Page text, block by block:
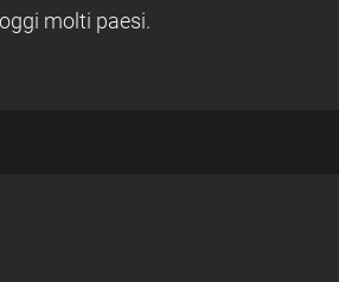
molti paesi.